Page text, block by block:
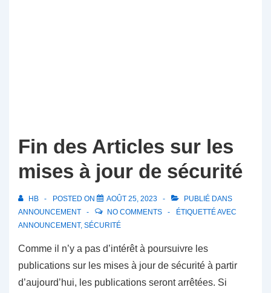
Fin des Articles sur les
mises à jour de sécurité
HB POSTED ON AOÛT 25, 2023
PUBLIÉ DANS
ANNOUNCEMENT
NO COMMENTS
ÉTIQUETTÉ AVEC
ANNOUNCEMENT, SÉCURITÉ
Comme il n’y a pas d’intérêt à poursuivre les
publications sur les mises à jour de sécurité à partir
d’aujourd’hui, les publications seront arrêtées. Si